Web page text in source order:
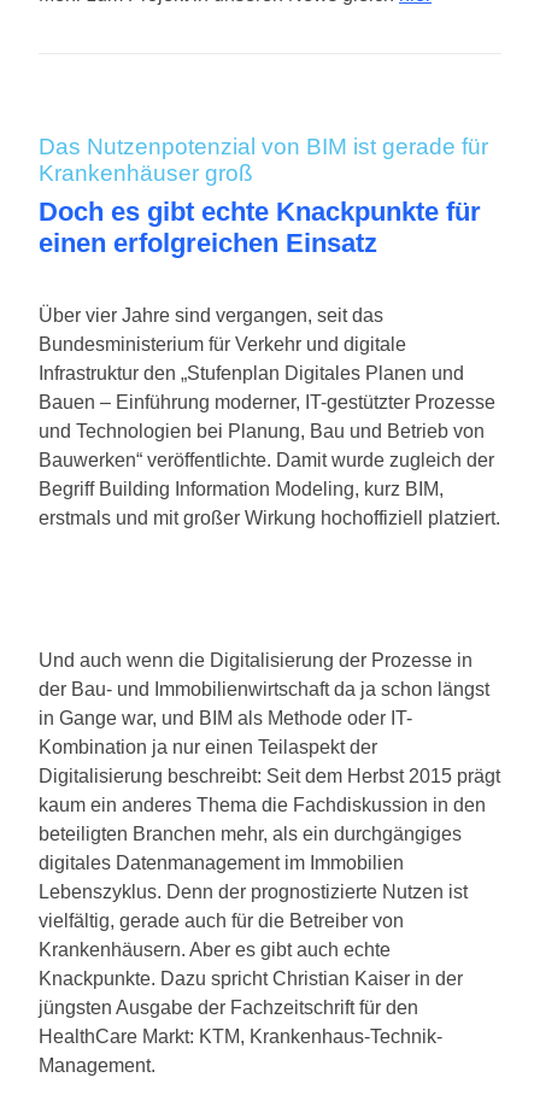
Das Nutzenpotenzial von BIM ist gerade für
Krankenhäuser groß
Doch es gibt echte Knackpunkte für
einen erfolgreichen Einsatz
Über vier Jahre sind vergangen, seit das
Bundesministerium für Verkehr und digitale
Infrastruktur den „Stufenplan Digitales Planen und
Bauen – Einführung moderner, IT-gestützter Prozesse
und Technologien bei Planung, Bau und Betrieb von
Bauwerken“ veröffentlichte. Damit wurde zugleich der
Begriff Building Information Modeling, kurz BIM,
erstmals und mit großer Wirkung hochoffiziell platziert.
Und auch wenn die Digitalisierung der Prozesse in
der Bau- und Immobilienwirtschaft da ja schon längst
in Gange war, und BIM als Methode oder IT-
Kombination ja nur einen Teilaspekt der
Digitalisierung beschreibt: Seit dem Herbst 2015 prägt
kaum ein anderes Thema die Fachdiskussion in den
beteiligten Branchen mehr, als ein durchgängiges
digitales Datenmanagement im Immobilien
Lebenszyklus. Denn der prognostizierte Nutzen ist
vielfältig, gerade auch für die Betreiber von
Krankenhäusern. Aber es gibt auch echte
Knackpunkte. Dazu spricht Christian Kaiser in der
jüngsten Ausgabe der Fachzeitschrift für den
HealthCare Markt: KTM, Krankenhaus-Technik-
Management.